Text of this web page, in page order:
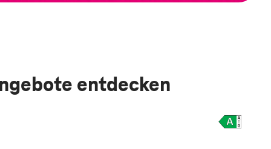
entdecken